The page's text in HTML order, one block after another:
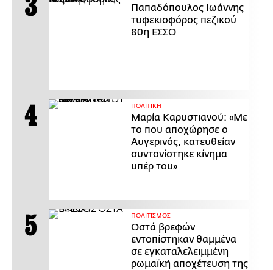
Παπαδόπουλος Ιωάννης
τυφεκιοφόρος πεζικού
80η ΕΣΣΟ
ΠΟΛΙΤΙΚΗ
Μαρία Καρυστιανού: «Με
το που αποχώρησε ο
Αυγερινός, κατευθείαν
συντονίστηκε κίνημα
υπέρ του»
ΠΟΛΙΤΙΣΜΟΣ
Οστά βρεφών
εντοπίστηκαν θαμμένα
σε εγκαταλελειμμένη
ρωμαϊκή αποχέτευση της